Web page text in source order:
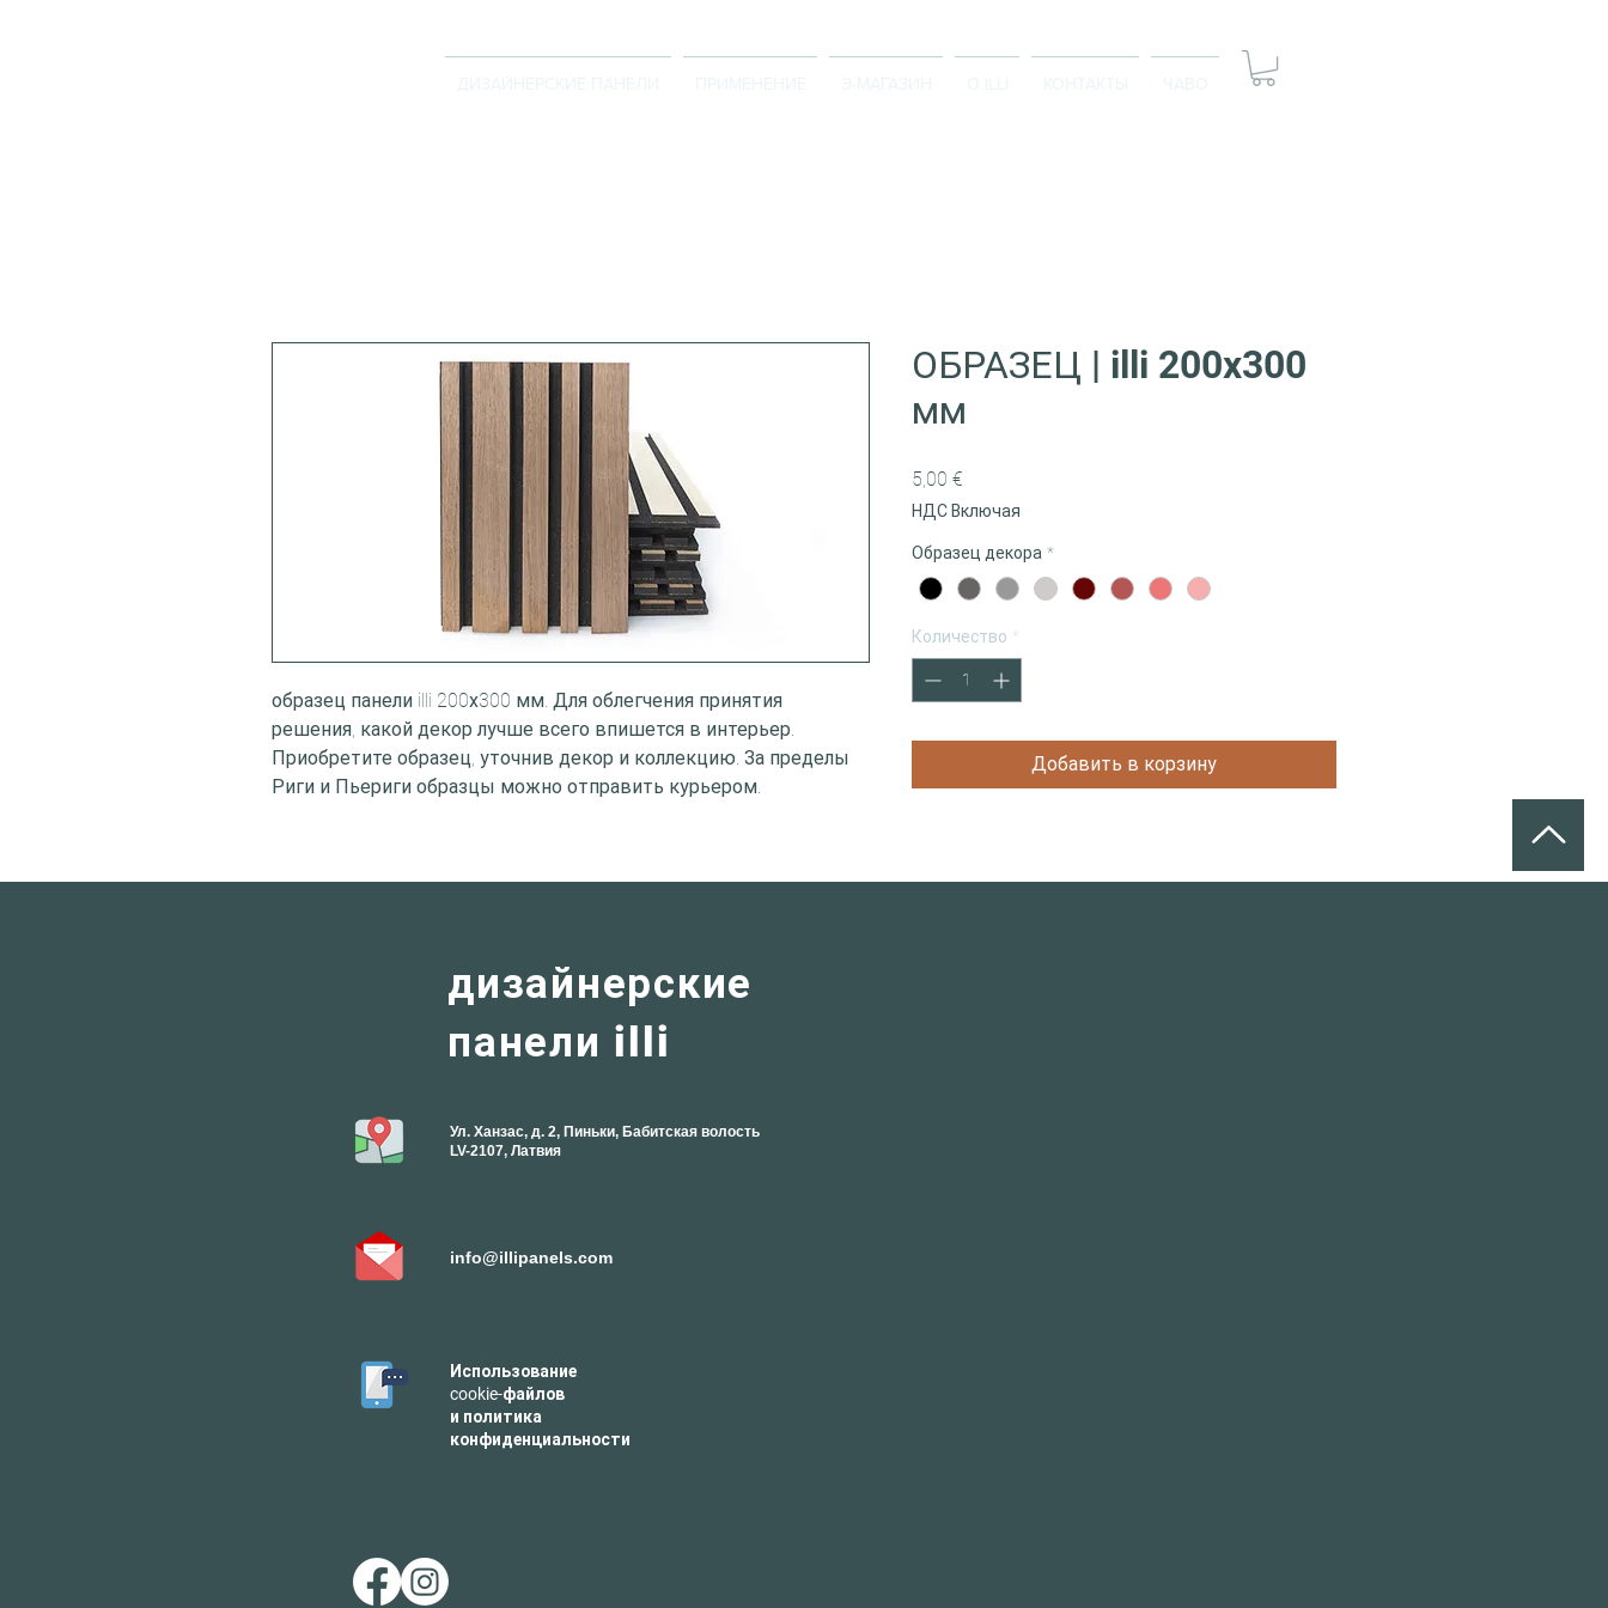
образец панели illi 200х300 мм. Для облегчения принятия
решения, какой декор лучше всего впишется в интерьер.
Приобретите образец, уточнив декор и коллекцию. За пределы
Риги и Пьериги образцы можно отправить курьером.
ОБРАЗЕЦ | illi 200x300
мм
5,00 €
НДС Включая
Образец декора *
Количество *
Добавить в корзину
дизайнерские
панели illi
Ул. Ханзас, д. 2, Пиньки, Бабитская волость
LV-2107, Латвия
info@illipanels.com
Использование
cookie-файлов
и политика
конфиденциальности